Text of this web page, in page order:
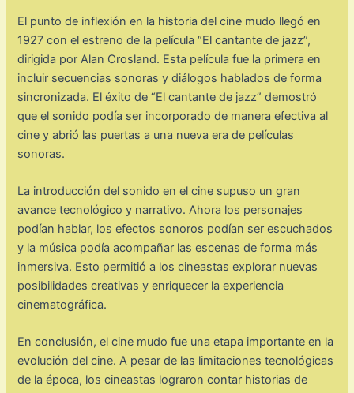
El punto de inflexión en la historia del cine mudo llegó en
1927 con el estreno de la película “El cantante de jazz”,
dirigida por Alan Crosland. Esta película fue la primera en
incluir secuencias sonoras y diálogos hablados de forma
sincronizada. El éxito de “El cantante de jazz” demostró
que el sonido podía ser incorporado de manera efectiva al
cine y abrió las puertas a una nueva era de películas
sonoras.
La introducción del sonido en el cine supuso un gran
avance tecnológico y narrativo. Ahora los personajes
podían hablar, los efectos sonoros podían ser escuchados
y la música podía acompañar las escenas de forma más
inmersiva. Esto permitió a los cineastas explorar nuevas
posibilidades creativas y enriquecer la experiencia
cinematográfica.
En conclusión, el cine mudo fue una etapa importante en la
evolución del cine. A pesar de las limitaciones tecnológicas
de la época, los cineastas lograron contar historias de